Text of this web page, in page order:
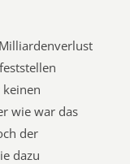
wie war das
der
dazu